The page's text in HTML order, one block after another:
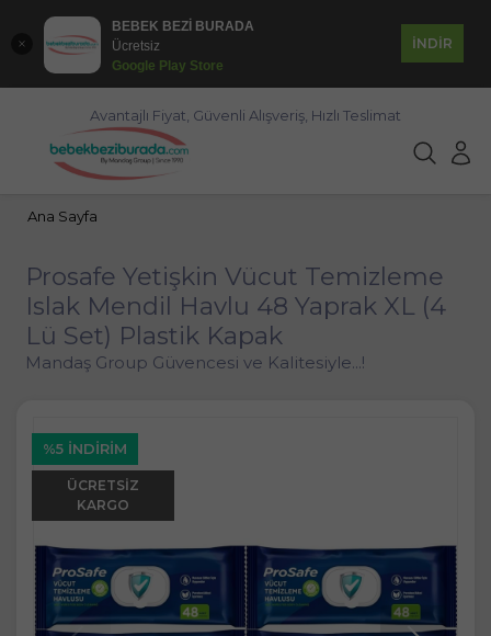
BEBEK BEZİ BURADA
Ücretsiz
Google Play Store
İNDİR
Avantajlı Fiyat, Güvenli Alışveriş, Hızlı Teslimat
Ana Sayfa
Prosafe Yetişkin Vücut Temizleme
Islak Mendil Havlu 48 Yaprak XL (4
Lü Set) Plastik Kapak
Mandaş Group Güvencesi ve Kalitesiyle...!
%5 İNDIRIM
ÜCRETSIZ
KARGO